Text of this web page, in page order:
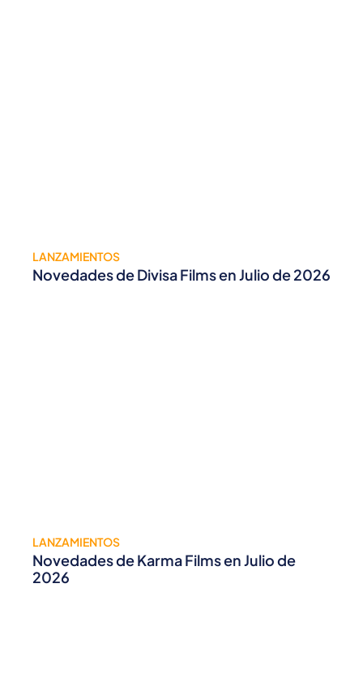
LANZAMIENTOS
Novedades de Divisa Films en Julio de 2026
LANZAMIENTOS
Novedades de Karma Films en Julio de
2026